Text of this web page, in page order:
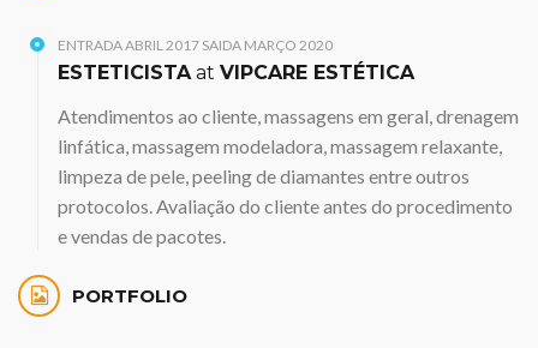
ENTRADA ABRIL 2017 SAIDA MARÇO 2020
ESTETICISTA at VIPCARE ESTÉTICA
Atendimentos ao cliente, massagens em geral, drenagem
linfática, massagem modeladora, massagem relaxante,
limpeza de pele, peeling de diamantes entre outros
protocolos. Avaliação do cliente antes do procedimento
e vendas de pacotes.
PORTFOLIO